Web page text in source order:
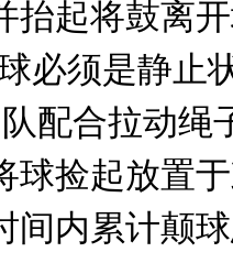
抬起将鼓离
必须是静止
配合拉动绳
球捡起放置
间内累计颠